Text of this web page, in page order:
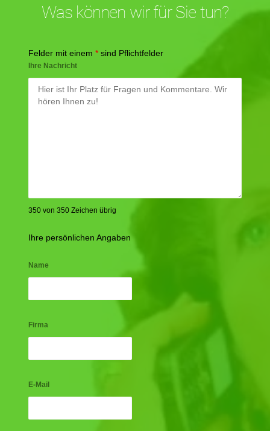
Was können wir für Sie tun?
Felder mit einem * sind Pflichtfelder
Ihre Nachricht
350 von 350 Zeichen übrig
Ihre persönlichen Angaben
Name
Firma
E-Mail